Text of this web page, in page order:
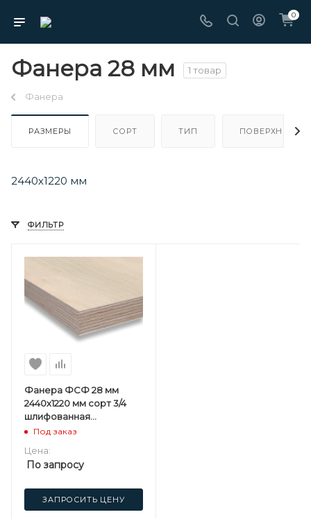
0
Фанера 28 мм 1 товар
Фанера
РАЗМЕРЫ СОРТ ТИП ПОВЕРХНОСТЬ
2440х1220 мм
ФИЛЬТР
Фанера ФСФ 28 мм
2440х1220 мм сорт 3/4
шлифованная
березовая
Под заказ
Цена:
По запросу
ЗАПРОСИТЬ ЦЕНУ